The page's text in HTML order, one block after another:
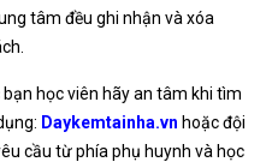
tâm đều ghi nhận và xóa
học viên hãy an tâm khi tìm
Daykemtainha.vn hoặc đội
cầu từ phía phụ huynh và học